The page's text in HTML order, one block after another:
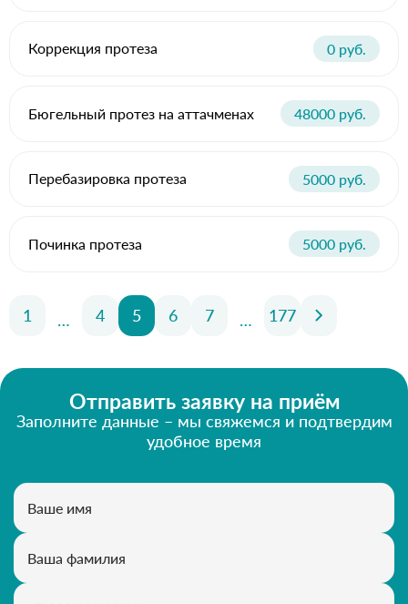
Коррекция протеза 0 руб.
Бюгельный протез на аттачменах 48000 руб.
Перебазировка протеза 5000 руб.
Починка протеза 5000 руб.
1 … 4 5 6 7 … 177
Отправить заявку на приём
Заполните данные – мы свяжемся и подтвердим
удобное время